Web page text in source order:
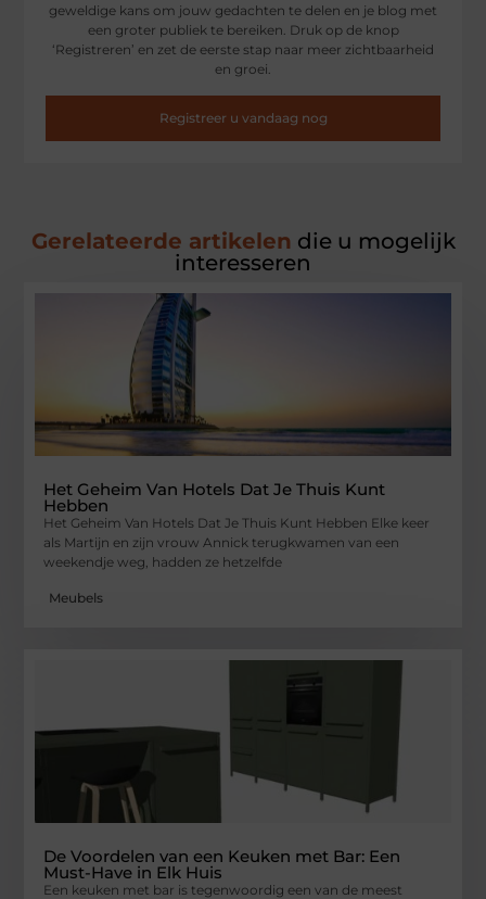
geweldige kans om jouw gedachten te delen en je blog met
een groter publiek te bereiken. Druk op de knop
‘Registreren’ en zet de eerste stap naar meer zichtbaarheid
en groei.
Registreer u vandaag nog
Gerelateerde artikelen die u mogelijk
interesseren
Het Geheim Van Hotels Dat Je Thuis Kunt
Hebben
Het Geheim Van Hotels Dat Je Thuis Kunt Hebben Elke keer
als Martijn en zijn vrouw Annick terugkwamen van een
weekendje weg, hadden ze hetzelfde
Meubels
De Voordelen van een Keuken met Bar: Een
Must-Have in Elk Huis
Een keuken met bar is tegenwoordig een van de meest